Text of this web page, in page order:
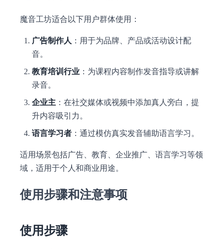
魔音工坊适合以下用户群体使用：
广告制作人 ：用于为品牌、产品或活动设计配
音。
教育培训行业 ：为课程内容制作发音指导或讲解
录音。
企业主 ：在社交媒体或视频中添加真人旁白，提
升内容吸引力。
语言学习者 ：通过模仿真实发音辅助语言学习。
适用场景包括广告、教育、企业推广、语言学习等领
域，适用于个人和商业用途。
使用步骤和注意事项
使用步骤